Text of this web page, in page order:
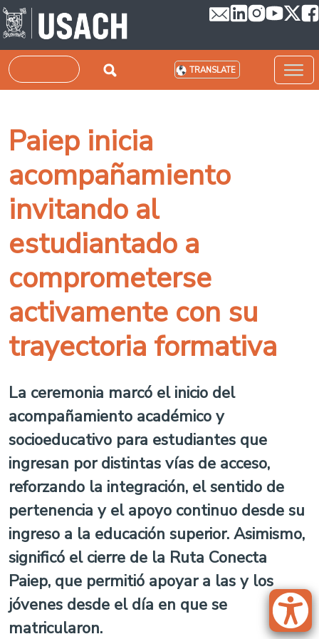
Skip to main content
Search TRANSLATE
Paiep inicia
acompañamiento
invitando al
estudiantado a
comprometerse
activamente con su
trayectoria formativa
La ceremonia marcó el inicio del
acompañamiento académico y
socioeducativo para estudiantes que
ingresan por distintas vías de acceso,
reforzando la integración, el sentido de
pertenencia y el apoyo continuo desde su
ingreso a la educación superior. Asimismo,
significó el cierre de la Ruta Conecta
Paiep, que permitió apoyar a las y los
jóvenes desde el día en que se
matricularon.